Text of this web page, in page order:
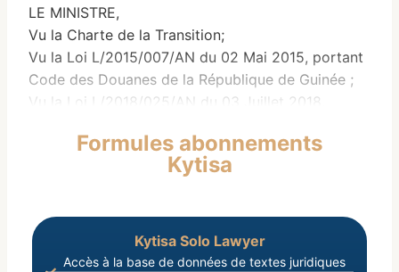
LE MINISTRE,
Vu la Charte de la Transition;
Vu la Loi L/2015/007/AN du 02 Mai 2015, portant
Code des Douanes de la République de Guinée ;
Vu la Loi L/2018/025/AN du 03 Juillet 2018,
Publique ;Formules abonnements
Kytisa
Kytisa Solo Lawyer
Accès à la base de données de textes juridiques